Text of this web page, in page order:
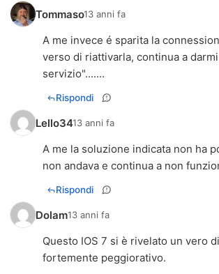
Tommaso13 anni fa
A me invece é sparita la
verso di riattivarla, continua a
servizio".......
Rispondi
Lello3413 anni fa
A me la soluzione indicata non ha
non andava e continua a non
Rispondi
Dolam13 anni fa
Questo IOS 7 si è rivelato un vero
fortemente peggiorativo.